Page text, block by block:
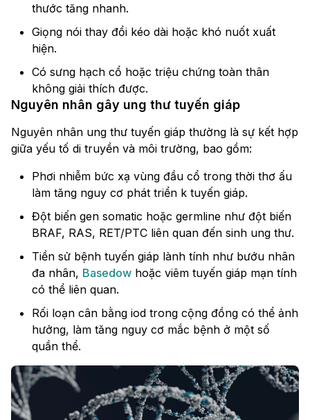
thước tăng nhanh.
Giọng nói thay đổi kéo dài hoặc khó nuốt xuất
hiện.
Có sưng hạch cổ hoặc triệu chứng toàn thân
không giải thích được.
Nguyên nhân gây ung thư tuyến giáp
Nguyên nhân ung thư tuyến giáp thường là sự kết hợp
giữa yếu tố di truyền và môi trường, bao gồm:
Phơi nhiễm bức xạ vùng đầu cổ trong thời thơ ấu
làm tăng nguy cơ phát triển k tuyến giáp.
Đột biến gen somatic hoặc germline như đột biến
BRAF, RAS, RET/PTC liên quan đến sinh ung thư.
Tiền sử bệnh tuyến giáp lành tính như bướu nhân
đa nhân, Basedow hoặc viêm tuyến giáp mạn tính
có thể liên quan.
Rối loạn cân bằng iod trong cộng đồng có thể ảnh
hưởng, làm tăng nguy cơ mắc bệnh ở một số
quần thể.